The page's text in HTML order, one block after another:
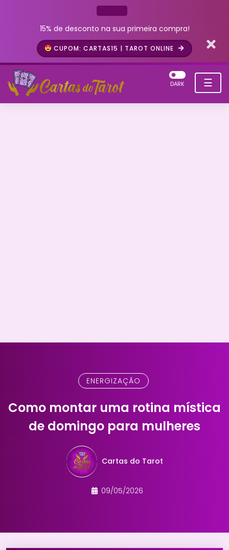
15% de desconto na sua primeira compra!
CUPOM: CARTAS15 | TAROT ONLINE
☰
DARK
ENERGIZAÇÃO
Como montar uma rotina mística
de domingo para mulheres
Cartas do Tarot
09/05/2026